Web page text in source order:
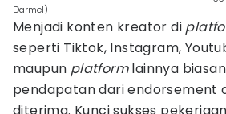
Darmel)
Menjadi konten kreator di
seperti Tiktok, Instagram,
maupun platformlainnya
pendapatan dari endorsement